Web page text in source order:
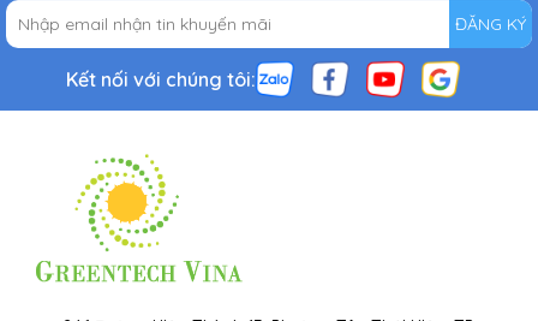
ĐĂNG KÝ
Kết nối với chúng tôi: